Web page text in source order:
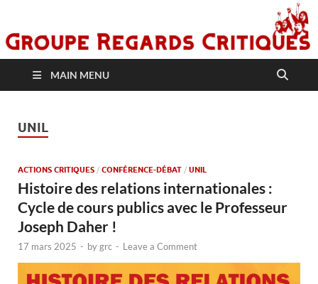
MAIN MENU
UNIL
ACTIONS CRITIQUES / CONFÉRENCE-DÉBAT / UNIL
Histoire des relations internationales :
Cycle de cours publics avec le Professeur
Joseph Daher !
17 mars 2025 - bygrc - Leave a Comment